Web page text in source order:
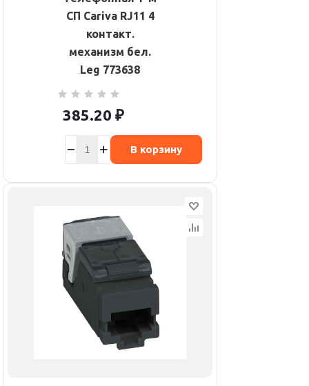
СП Cariva RJ11 4
контакт.
механизм бел.
Leg 773638
385.20 ₽
В корзину